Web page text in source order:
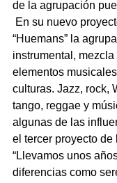
de la agrupación
En su nuevo
“Huemans” la
instrumental,
elementos
culturas. Jazz, rock,
tango, reggae y
algunas de las
el tercer proyecto de
“Llevamos unos
diferencias como